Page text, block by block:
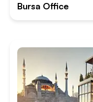
Bursa Office